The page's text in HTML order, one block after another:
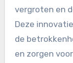
vergroten en
Deze
de
en zorgen